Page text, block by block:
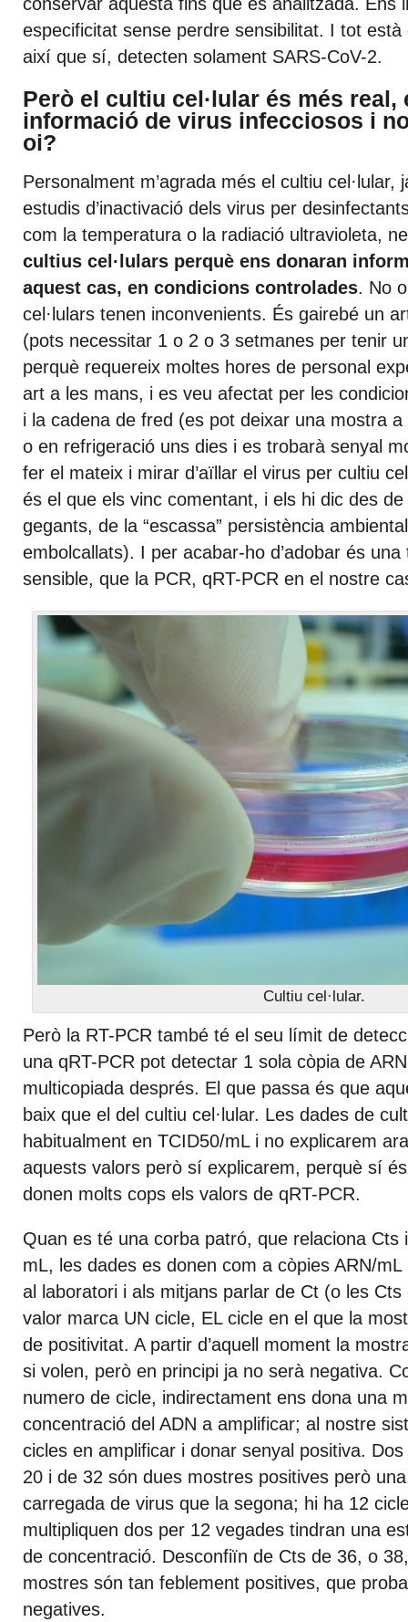
especificitat sense perdre sensibilitat. I tot
així que sí, detecten solament SARS-CoV-2.
Però el cultiu cel·lular és més real,
informació de virus infecciosos i
oi?
Personalment m’agrada més el cultiu cel·lular,
estudis d’inactivació dels virus per
com la temperatura o la radiació ultravioleta,
cultius cel·lulars perquè ens donaran
aquest cas, en condicions controlades. No
cel·lulars tenen inconvenients. És gairebé un
(pots necessitar 1 o 2 o 3 setmanes per tenir
perquè requereix moltes hores de personal
art a les mans, i es veu afectat per les
i la cadena de fred (es pot deixar una mostra
o en refrigeració uns dies i es trobarà senyal
fer el mateix i mirar d’aïllar el virus per cultiu
és el que els vinc comentant, i els hi dic des
gegants, de la “escassa” persistència
embolcallats). I per acabar-ho d’adobar és
sensible, que la PCR, qRT-PCR en el nostre
Cultiu cel·lular.
Però la RT-PCR també té el seu límit de
una qRT-PCR pot detectar 1 sola còpia de
multicopiada després. El que passa és que
baix que el del cultiu cel·lular. Les dades de
habitualment en TCID50/mL i no explicarem
aquests valors però sí explicarem, perquè sí
donen molts cops els valors de qRT-PCR.
Quan es té una corba patró, que relaciona Cts
mL, les dades es donen com a còpies ARN/
al laboratori i als mitjans parlar de Ct (o les Cts
valor marca UN cicle, EL cicle en el que la
de positivitat. A partir d’aquell moment la
si volen, però en principi ja no serà negativa.
numero de cicle, indirectament ens dona una
concentració del ADN a amplificar; al nostre
cicles en amplificar i donar senyal positiva.
20 i de 32 són dues mostres positives però
carregada de virus que la segona; hi ha 12
multipliquen dos per 12 vegades tindran una
de concentració. Desconfiïn de Cts de 36, o
mostres són tan feblement positives, que
negatives.